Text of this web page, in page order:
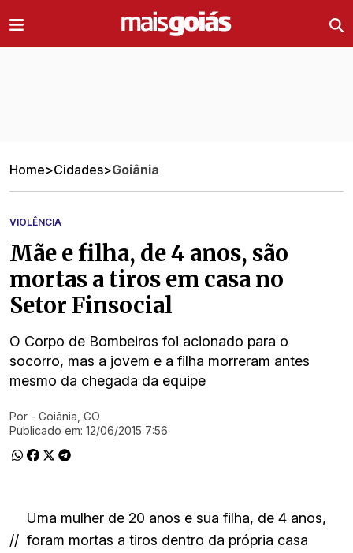
Home>Cidades>Goiânia
VIOLÊNCIA
Mãe e filha, de 4 anos, são
mortas a tiros em casa no
Setor Finsocial
O Corpo de Bombeiros foi acionado para o
socorro, mas a jovem e a filha morreram antes
mesmo da chegada da equipe
Ir direto pra matéria
Por - Goiânia, GO
Publicado em: 12/06/2015 7:56
//
Uma mulher de 20 anos e sua filha, de 4 anos,
foram mortas a tiros dentro da própria casa